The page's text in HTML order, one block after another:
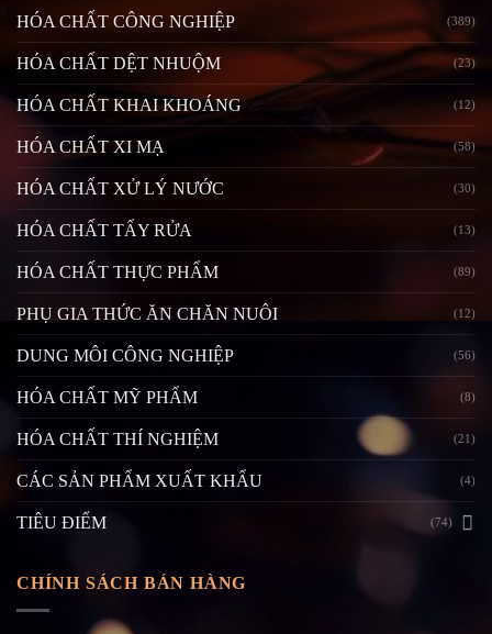
HÓA CHẤT CÔNG NGHIỆP (389)
HÓA CHẤT DỆT NHUỘM (23)
HÓA CHẤT KHAI KHOÁNG (12)
HÓA CHẤT XI MẠ (58)
HÓA CHẤT XỬ LÝ NƯỚC (30)
HÓA CHẤT TẨY RỬA (13)
HÓA CHẤT THỰC PHẨM (89)
PHỤ GIA THỨC ĂN CHĂN NUÔI (12)
DUNG MÔI CÔNG NGHIỆP (56)
HÓA CHẤT MỸ PHẨM (8)
HÓA CHẤT THÍ NGHIỆM (21)
CÁC SẢN PHẨM XUẤT KHẨU (4)
TIÊU ĐIỂM (74)
CHÍNH SÁCH BÁN HÀNG